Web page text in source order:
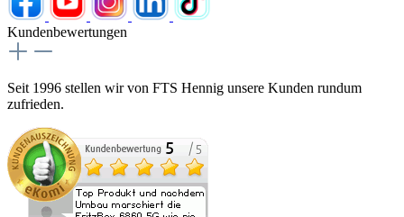
Kundenbewertungen
Seit 1996 stellen wir von FTS Hennig unsere Kunden rundum
zufrieden.